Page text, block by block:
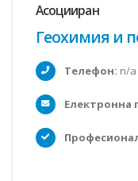
Асоцииран
Геохимия и
Телефон: n/a
Електронна